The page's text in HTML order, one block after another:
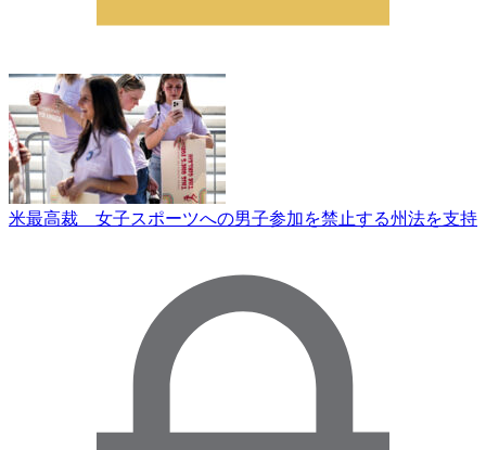
米最高裁 女子スポーツへの男子参加を禁止する州法を支持